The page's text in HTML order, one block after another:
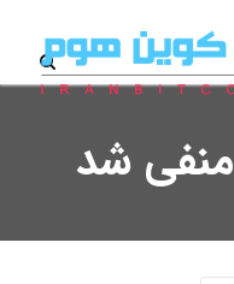
منفی شد